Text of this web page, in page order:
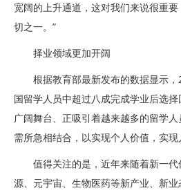
宽阔的上升通道，这对我们来说很重
切之一。”
择业领域更加开阔
根据教育部最新发布的数据显示，
国留学人员中超过八成完成学业后选
广阔舞台、正吸引着越来越多的留学
需所急相结合，以实现个人价值，实现
值得关注的是，近年来随着新一代
源、元宇宙、生物医药等新产业、新